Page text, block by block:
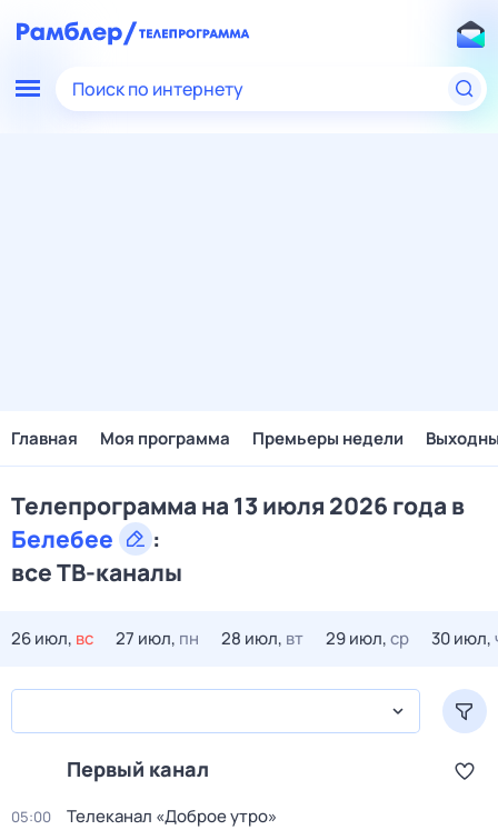
Поиск по интернету
Главная Моя программа Премьеры недели
Телепрограмма на 13 июля 2026 года в
Белебее
:
все ТВ-каналы
26 июл, вс 27 июл, пн 28 июл, вт 29 июл,ср 30 июл,
Первый канал
05:00 Телеканал «Доброе утро»